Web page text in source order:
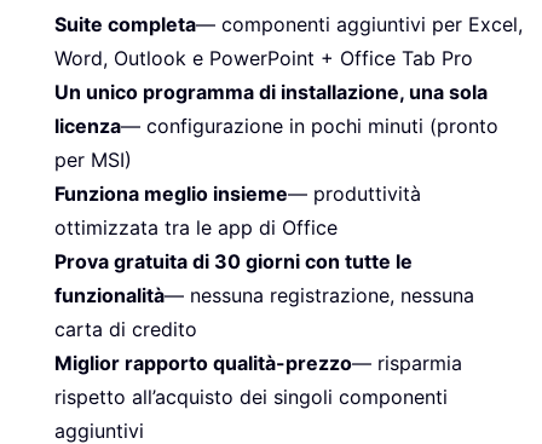
Suite completa— componenti aggiuntivi per Excel,
Word, Outlook e PowerPoint + Office Tab Pro
Un unico programma di installazione, una sola
licenza— configurazione in pochi minuti (pronto
per MSI)
Funziona meglio insieme— produttività
ottimizzata tra le app di Office
Prova gratuita di 30 giorni con tutte le
funzionalità— nessuna registrazione, nessuna
carta di credito
Miglior rapporto qualità-prezzo— risparmia
rispetto all’acquisto dei singoli componenti
aggiuntivi